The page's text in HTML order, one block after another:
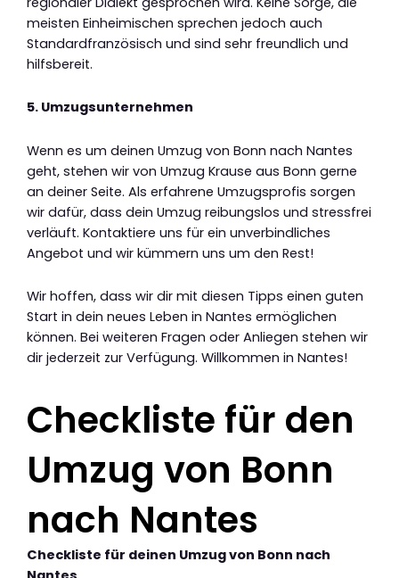
meisten Einheimischen sprechen jedoch auch
Standardfranzösisch und sind sehr freundlich und
hilfsbereit.
5. Umzugsunternehmen
Wenn es um deinen Umzug von Bonn nach Nantes
geht, stehen wir von Umzug Krause aus Bonn gerne
an deiner Seite. Als erfahrene Umzugsprofis sorgen
wir dafür, dass dein Umzug reibungslos und stressfrei
verläuft. Kontaktiere uns für ein unverbindliches
Angebot und wir kümmern uns um den Rest!
Wir hoffen, dass wir dir mit diesen Tipps einen guten
Start in dein neues Leben in Nantes ermöglichen
können. Bei weiteren Fragen oder Anliegen stehen wir
dir jederzeit zur Verfügung. Willkommen in Nantes!
Checkliste für den
Umzug von Bonn
nach Nantes
Checkliste für deinen Umzug von Bonn nach